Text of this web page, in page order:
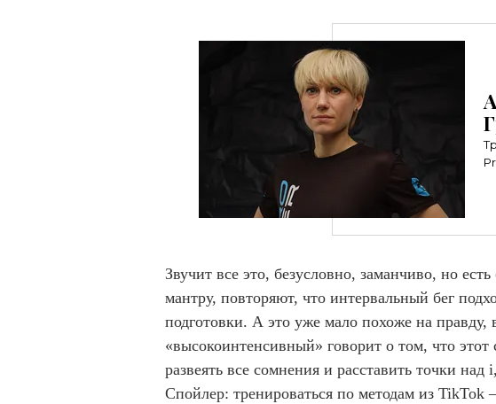
Звучит все это, безусловно, заманчиво, но
мантру, повторяют, что интервальный бег
подготовки. А это уже мало похоже на правду,
«высокоинтенсивный» говорит о том, что
развеять все сомнения и расставить точки
Спойлер: тренироваться по методам из